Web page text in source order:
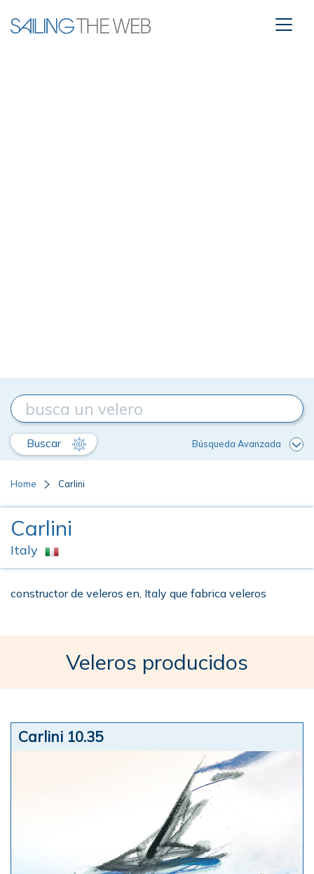
Buscar Búsqueda Avanzada
Home Carlini
Carlini
Italy
constructor de veleros en, Italy que fabrica veleros
Veleros producidos
Carlini 10.35